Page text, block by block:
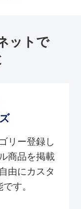
ットで
リー登録し
商品を掲載
由にカスタ
す。